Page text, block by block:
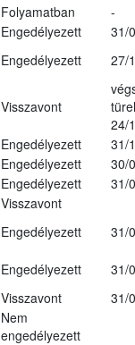
Folyamatban
-
Engedélyezett
31/
Engedélyezett 27/
Visszavont
24/
Engedélyezett
31/
Engedélyezett
30/
Engedélyezett
31/
Visszavont
Engedélyezett
31/
Engedélyezett
31/
Visszavont
31/
Nem
engedélyezett